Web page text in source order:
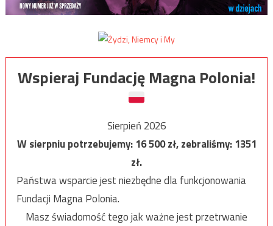
Wspieraj Fundację Magna Polonia!
Sierpień 2026
W sierpniu potrzebujemy:16 500zł, zebraliśmy:1351
zł.
Państwa wsparcie jest niezbędne dla funkcjonowania
Fundacji Magna Polonia.
Masz świadomość tego jak ważne jest przetrwanie